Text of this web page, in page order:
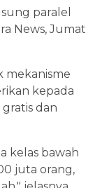
paralel
News, Jumat
mekanisme
kepada
dan
kelas bawah
juta orang,